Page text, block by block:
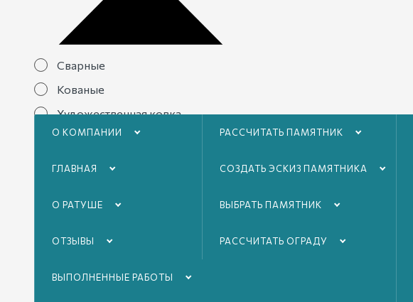
О КОМПАНИИ
ГЛАВНАЯ
О РАТУШЕ
ОТЗЫВЫ
ВЫПОЛНЕННЫЕ РАБОТЫ
РАССЧИТАТЬ ПАМЯТНИК
СОЗДАТЬ ЭСКИЗ ПАМЯТНИКА
ВЫБРАТЬ ПАМЯТНИК
РАССЧИТАТЬ ОГРАДУ
Сварные
Кованые
Художественная ковка
Гранитные
Категории